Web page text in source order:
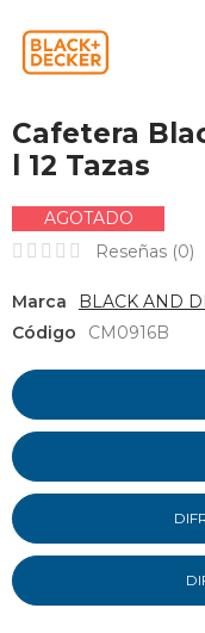
Cafetera
l 12 Tazas
AGOTADO
Reseñas (0)
Marca
BLACK AND
Código
CM0916B